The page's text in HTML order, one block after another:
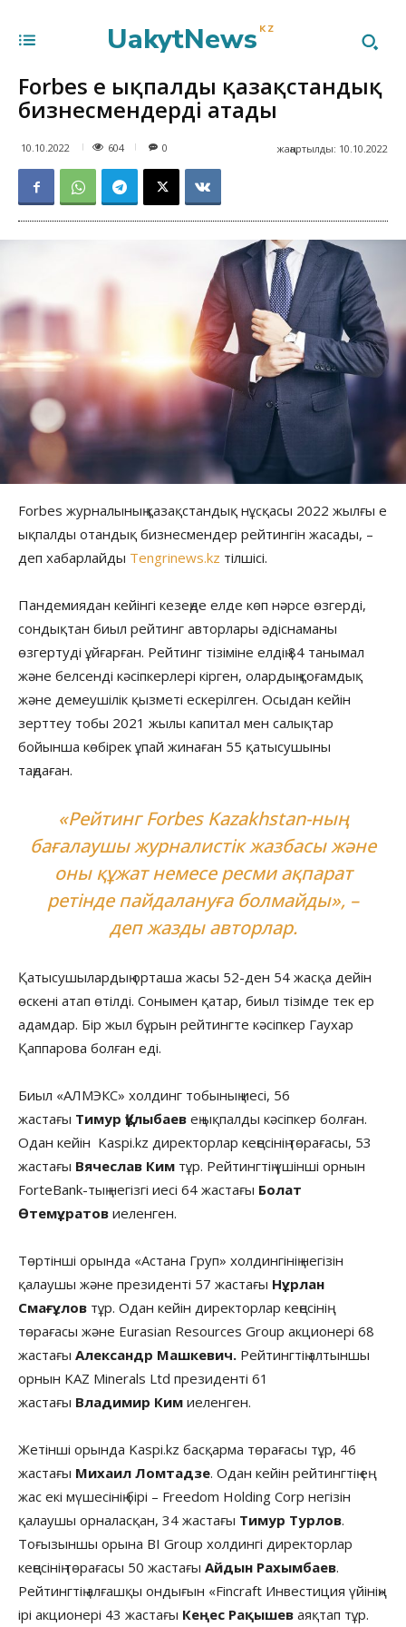
UakytNews KZ
Forbes ең ықпалды қазақстандық
бизнесмендерді атады
10.10.2022 604 жаңартылды: 10.10.2022
0
Forbes журналының қазақстандық нұсқасы 2022 жылғы ең
ықпалды отандық бизнесмендер рейтингін жасады, –
деп хабарлайды Tengrinews.kz тілшісі.
Пандемиядан кейінгі кезеңде елде көп нәрсе өзгерді,
сондықтан биыл рейтинг авторлары әдіснаманы
өзгертуді ұйғарған. Рейтинг тізіміне елдің 84 танымал
және белсенді кәсіпкерлері кірген, олардың қоғамдық
және демеушілік қызметі ескерілген. Осыдан кейін
зерттеу тобы 2021 жылы капитал мен салықтар
бойынша көбірек ұпай жинаған 55 қатысушыны
таңдаған.
«Рейтинг Forbes Kazakhstan-ның
бағалаушы журналистік жазбасы және
оны құжат немесе ресми ақпарат
ретінде пайдалануға болмайды», –
деп жазды авторлар.
Қатысушылардың орташа жасы 52-ден 54 жасқа дейін
өскені атап өтілді. Сонымен қатар, биыл тізімде тек ер
адамдар. Бір жыл бұрын рейтингте кәсіпкер Гаухар
Қаппарова болған еді.
Биыл «АЛМЭКС» холдинг тобының иесі, 56
жастағы Тимур Құлыбаев ең ықпалды кәсіпкер болған.
Одан кейін Kaspi.kz директорлар кеңесінің төрағасы, 53
жастағы Вячеслав Ким тұр. Рейтингтің үшінші орнын
ForteBank-тың негізгі иесі 64 жастағы Болат
Өтемұратов иеленген.
Төртінші орында «Астана Груп» холдингінің негізін
қалаушы және президенті 57 жастағы Нұрлан
Смағұлов тұр. Одан кейін директорлар кеңесінің
төрағасы және Eurasian Resources Group акционері 68
жастағы Александр Машкевич. Рейтингтің алтыншы
орнын KAZ Minerals Ltd президенті 61
жастағы Владимир Ким иеленген.
Жетінші орында Kaspi.kz басқарма төрағасы тұр, 46
жастағы Михаил Ломтадзе. Одан кейін рейтингтің ең
жас екі мүшесінің бірі – Freedom Holding Corp негізін
қалаушы орналасқан, 34 жастағы Тимур Турлов.
Тоғызыншы орына BI Group холдингі директорлар
кеңесінің төрағасы 50 жастағы Айдын Рахымбаев.
Рейтингтің алғашқы ондығын «Fincraft Инвестиция үйінің»
ірі акционері 43 жастағы Кеңес Рақышев аяқтап тұр.